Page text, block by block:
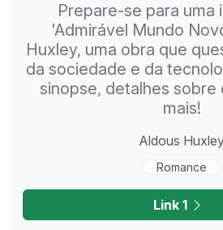
Prepare-se para uma
'Admirável Mundo
Huxley, uma obra que
da sociedade e da
sinopse, detalhes sobre
mais!
Aldous
Romance
Link 1